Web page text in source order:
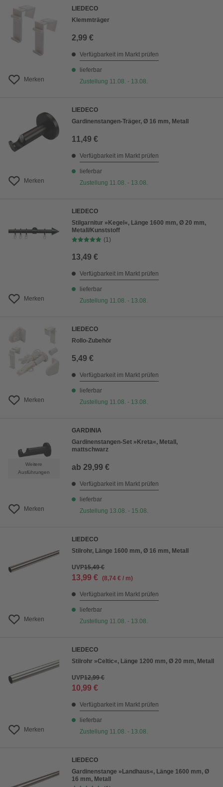
Merken
LIEDECO
Klemmträger
2,99 €
Verfügbarkeit im Markt prüfen
lieferbar
Zustellung 11.08. - 13.08.
Merken
LIEDECO
Gardinenstangen-Träger, Ø 16 mm, Metall
11,49 €
Verfügbarkeit im Markt prüfen
lieferbar
Zustellung 11.08. - 13.08.
Merken
LIEDECO
Stilgarnitur »Kegel«, Länge 1600 mm, Ø 20 mm,
Metall/Kunststoff
(1)
13,49 €
Verfügbarkeit im Markt prüfen
lieferbar
Zustellung 11.08. - 13.08.
Merken
LIEDECO
Rollo-Zubehör
5,49 €
Verfügbarkeit im Markt prüfen
lieferbar
Zustellung 11.08. - 13.08.
Weitere
Ausführungen
Merken
GARDINIA
Gardinenstangen-Set »Kreta«, Metall,
mattschwarz
ab 29,99 €
Verfügbarkeit im Markt prüfen
lieferbar
Zustellung 13.08. - 15.08.
Merken
LIEDECO
Stilrohr, Länge 1600 mm, Ø 16 mm, Metall
UVP15,49 €
13,99 € (8,74 € / m)
Verfügbarkeit im Markt prüfen
lieferbar
Zustellung 11.08. - 13.08.
Merken
LIEDECO
Stilrohr »Celtic«, Länge 1200 mm, Ø 20 mm, Metall
UVP12,99 €
10,99 €
Verfügbarkeit im Markt prüfen
lieferbar
Zustellung 11.08. - 13.08.
LIEDECO
Gardinenstange »Landhaus«, Länge 1600 mm, Ø
16 mm, Metall